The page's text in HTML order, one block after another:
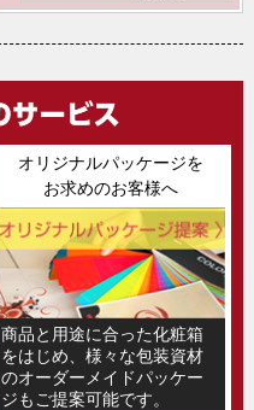
オリジナルパッケージを
お求めのお客様へ
商品と用途に合った化粧箱
をはじめ、様々な包装資材
のオーダーメイドパッケー
ジもご提案可能です。